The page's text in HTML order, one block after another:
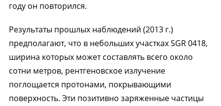
году он повторился.
Результаты прошлых наблюдений (2013 г.)
предполагают, что в небольших участках SGR 0418,
ширина которых может составлять всего около
сотни метров, рентгеновское излучение
поглощается протонами, покрывающими
поверхность. Эти позитивно заряженные частицы